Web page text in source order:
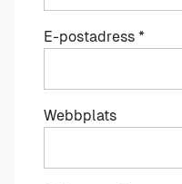
E-postadress *
Webbplats